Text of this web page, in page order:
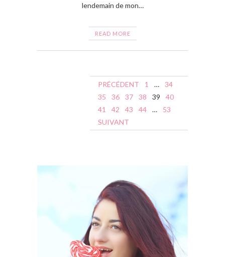
lendemain de mon…
READ MORE
a
PRÉCÉDENT 1 …
34
35
36 37 38 39
40
41
42 43 44 …
53
SUIVANT